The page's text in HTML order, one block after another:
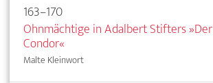
163–170
Ohnmächtige in Adalbert Stifters »Der
Condor«
Malte Kleinwort